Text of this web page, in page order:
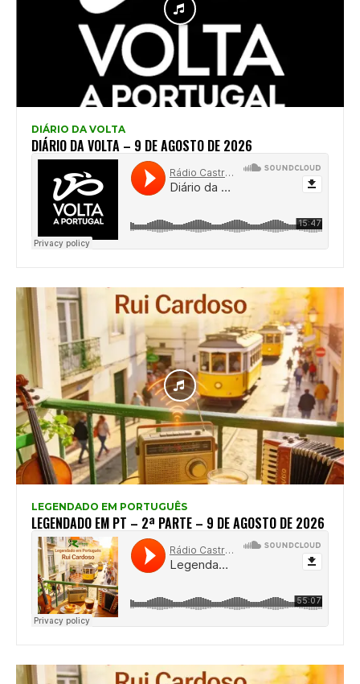
DIÁRIO DA VOLTA
DIÁRIO DA VOLTA – 9 DE AGOSTO DE 2026
LEGENDADO EM PORTUGUÊS
LEGENDADO EM PT – 2ª PARTE – 9 DE AGOSTO DE 2026